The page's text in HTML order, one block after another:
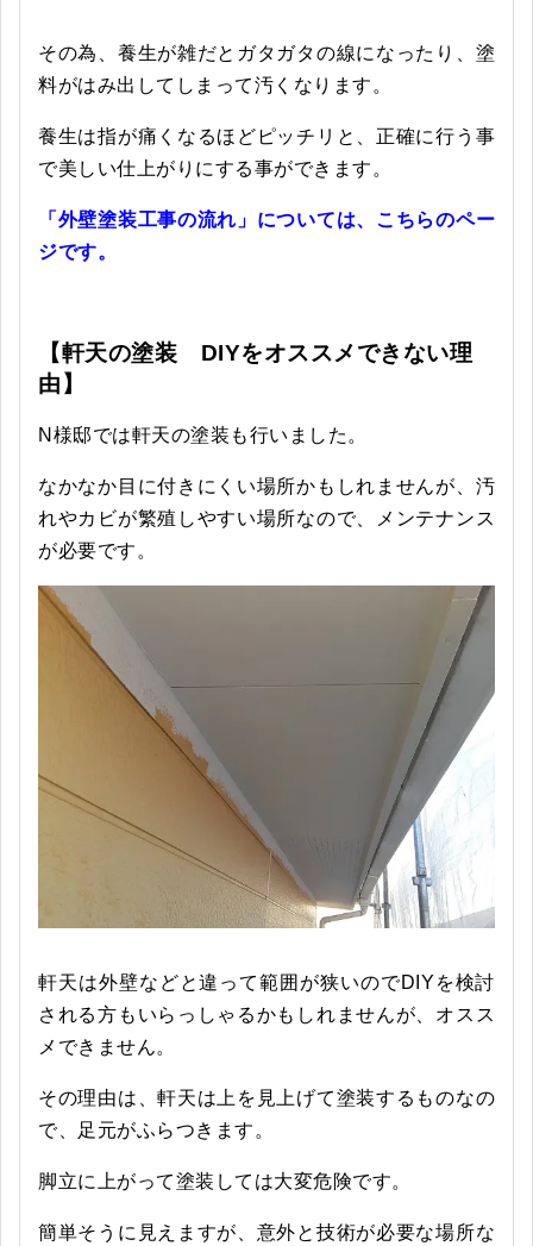
その為、養生が雑だとガタガタの線になったり、塗
料がはみ出してしまって汚くなります。
養生は指が痛くなるほどピッチリと、正確に行う事
で美しい仕上がりにする事ができます。
「外壁塗装工事の流れ」については、こちらのペー
ジです。
【軒天の塗装 DIYをオススメできない理
由】
N様邸では軒天の塗装も行いました。
なかなか目に付きにくい場所かもしれませんが、汚
れやカビが繁殖しやすい場所なので、メンテナンス
が必要です。
軒天は外壁などと違って範囲が狭いのでDIYを検討
される方もいらっしゃるかもしれませんが、オスス
メできません。
その理由は、軒天は上を見上げて塗装するものなの
で、足元がふらつきます。
脚立に上がって塗装しては大変危険です。
簡単そうに見えますが、意外と技術が必要な場所な